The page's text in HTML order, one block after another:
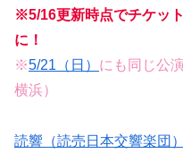
※5/16更新時点でチケッ
に！
※5/21（日） にも同じ公
横浜）
読響（読売日本交響楽団